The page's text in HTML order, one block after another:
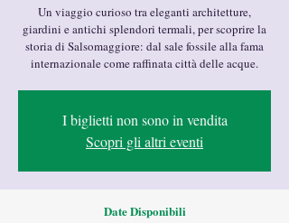
Un viaggio curioso tra eleganti architetture,
giardini e antichi splendori termali, per scoprire la
storia di Salsomaggiore: dal sale fossile alla fama
internazionale come raffinata città delle acque.
I biglietti non sono in vendita
Scopri gli altri eventi
Date Disponibili